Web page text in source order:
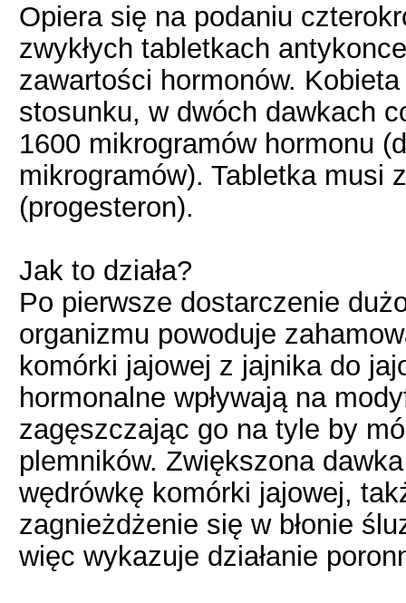
Opiera się na podaniu
zwykłych tabletkach
zawartości hormonów.
stosunku, w dwóch dawkach
1600 mikrogramów hormonu
mikrogramów). Tabletka musi
(progesteron).
Jak to działa?
Po pierwsze dostarczenie
organizmu powoduje
komórki jajowej z jajnika do
hormonalne wpływają na
zagęszczając go na tyle by
plemników. Zwiększona
wędrówkę komórki jajowej,
zagnieżdżenie się w błonie
więc wykazuje działanie